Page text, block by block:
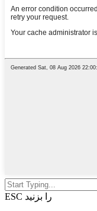
ESC را بزنید